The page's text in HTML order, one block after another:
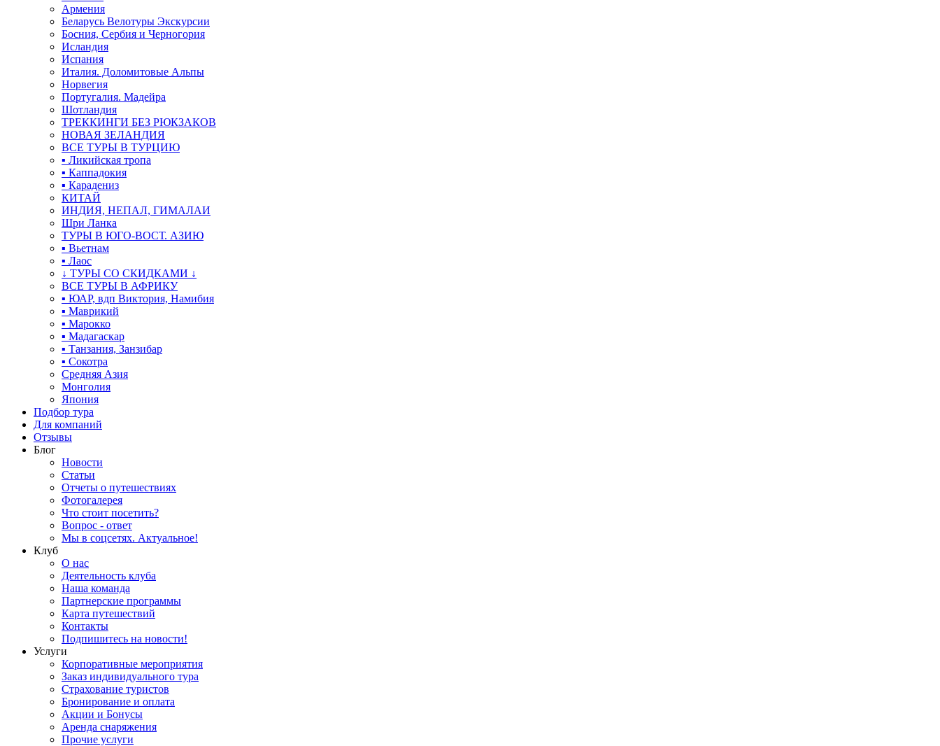
Армения
Беларусь Велотуры Экскурсии
Босния, Сербия и Черногория
Исландия
Испания
Италия. Доломитовые Альпы
Норвегия
Португалия. Мадейра
Шотландия
ТРЕККИНГИ БЕЗ РЮКЗАКОВ
НОВАЯ ЗЕЛАНДИЯ
ВСЕ ТУРЫ В ТУРЦИЮ
▪ Ликийская тропа
▪ Каппадокия
▪ Карадениз
КИТАЙ
ИНДИЯ, НЕПАЛ, ГИМАЛАИ
Шри Ланка
ТУРЫ В ЮГО-ВОСТ. АЗИЮ
▪ Вьетнам
▪ Лаос
↓ ТУРЫ СО СКИДКАМИ ↓
ВСЕ ТУРЫ В АФРИКУ
▪ ЮАР, вдп Виктория, Намибия
▪ Маврикий
▪ Марокко
▪ Мадагаскар
▪ Танзания, Занзибар
▪ Сокотра
Средняя Азия
Монголия
Япония
Подбор тура
Для компаний
Отзывы
Блог
Новости
Статьи
Отчеты о путешествиях
Фотогалерея
Что стоит посетить?
Вопрос - ответ
Мы в соцсетях. Актуальное!
Клуб
О нас
Деятельность клуба
Наша команда
Партнерские программы
Карта путешествий
Контакты
Подпишитесь на новости!
Услуги
Корпоративные мероприятия
Заказ индивидуального тура
Страхование туристов
Бронирование и оплата
Акции и Бонусы
Аренда снаряжения
Прочие услуги